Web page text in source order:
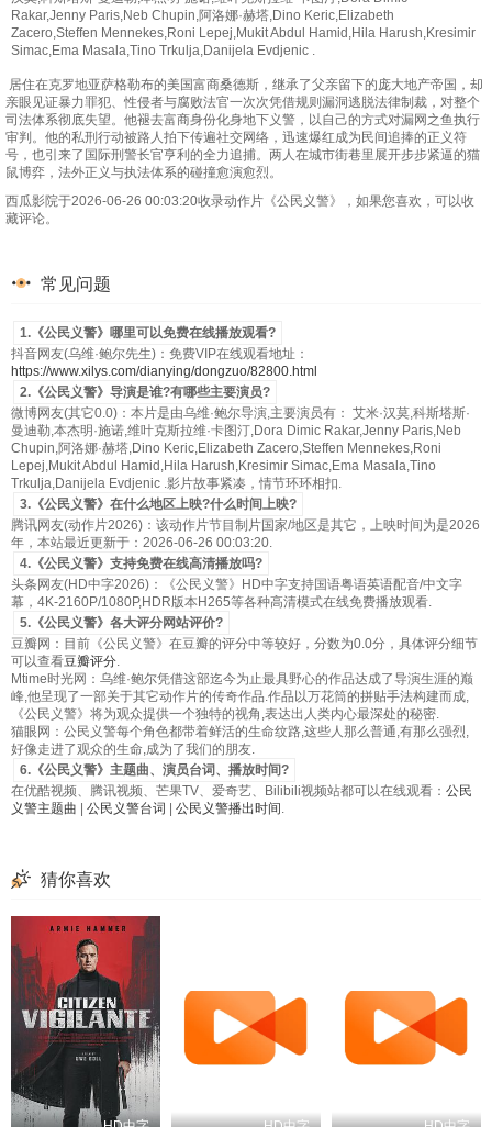
Rakar,Jenny Paris,Neb Chupin,阿洛娜·赫塔,Dino Keric,Elizabeth
Zacero,Steffen Mennekes,Roni Lepej,Mukit Abdul Hamid,Hila Harush,Kresimir
Simac,Ema Masala,Tino Trkulja,Danijela Evdjenic .
居住在克罗地亚萨格勒布的美国富商桑德斯，继承了父亲留下的庞大地产帝国，却
亲眼见证暴力罪犯、性侵者与腐败法官一次次凭借规则漏洞逃脱法律制裁，对整个
司法体系彻底失望。他褪去富商身份化身地下义警，以自己的方式对漏网之鱼执行
审判。他的私刑行动被路人拍下传遍社交网络，迅速爆红成为民间追捧的正义符
号，也引来了国际刑警长官亨利的全力追捕。两人在城市街巷里展开步步紧逼的猫
鼠博弈，法外正义与执法体系的碰撞愈演愈烈。
西瓜影院于2026-06-26 00:03:20收录动作片《公民义警》，如果您喜欢，可以收
藏评论。
常见问题
1.《公民义警》哪里可以免费在线播放观看?
抖音网友(乌维·鲍尔先生)：免费VIP在线观看地址：
https://www.xilys.com/dianying/dongzuo/82800.html
2.《公民义警》导演是谁?有哪些主要演员?
微博网友(其它0.0)：本片是由乌维·鲍尔导演,主要演员有： 艾米·汉莫,科斯塔斯·
曼迪勒,本杰明·施诺,维叶克斯拉维·卡图汀,Dora Dimic Rakar,Jenny Paris,Neb
Chupin,阿洛娜·赫塔,Dino Keric,Elizabeth Zacero,Steffen Mennekes,Roni
Lepej,Mukit Abdul Hamid,Hila Harush,Kresimir Simac,Ema Masala,Tino
Trkulja,Danijela Evdjenic .影片故事紧凑，情节环环相扣.
3.《公民义警》在什么地区上映?什么时间上映?
腾讯网友(动作片2026)：该动作片节目制片国家/地区是其它，上映时间为是2026
年，本站最近更新于：2026-06-26 00:03:20.
4.《公民义警》支持免费在线高清播放吗?
头条网友(HD中字2026)：《公民义警》HD中字支持国语粤语英语配音/中文字
幕，4K-2160P/1080P,HDR版本H265等各种高清模式在线免费播放观看.
5.《公民义警》各大评分网站评价?
豆瓣网：目前《公民义警》在豆瓣的评分中等较好，分数为0.0分，具体评分细节
可以查看豆瓣评分.
Mtime时光网：乌维·鲍尔凭借这部迄今为止最具野心的作品达成了导演生涯的巅
峰,他呈现了一部关于其它动作片的传奇作品.作品以万花筒的拼贴手法构建而成,
《公民义警》将为观众提供一个独特的视角,表达出人类内心最深处的秘密.
猫眼网：公民义警每个角色都带着鲜活的生命纹路,这些人那么普通,有那么强烈,
好像走进了观众的生命,成为了我们的朋友.
6.《公民义警》主题曲、演员台词、播放时间?
在优酷视频、腾讯视频、芒果TV、爱奇艺、Bilibili视频站都可以在线观看： 公民
义警主题曲
公民义警台词 公民义警播出时间 .
猜你喜欢